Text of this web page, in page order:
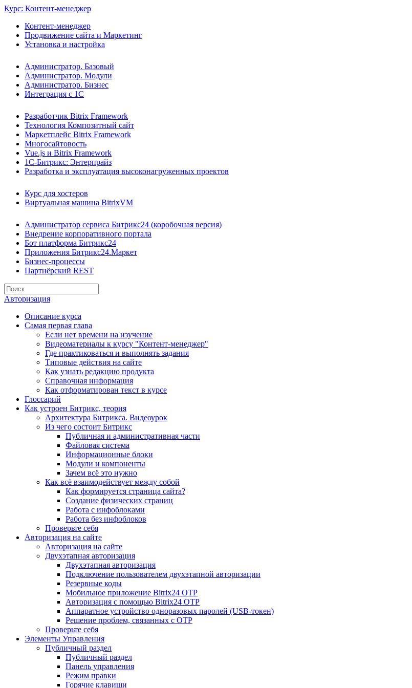
Курс: Контент-менеджер
Контент-менеджер
Продвижение сайта и Маркетинг
Установка и настройка
Администратор. Базовый
Администратор. Модули
Администратор. Бизнес
Интеграция с 1С
Разработчик Bitrix Framework
Технология Композитный сайт
Маркетплейс Bitrix Framework
Многосайтовость
Vue.js и Bitrix Framework
1С-Битрикс: Энтерпрайз
Разработка и эксплуатация высоконагруженных проектов
Курс для хостеров
Виртуальная машина BitrixVM
Администратор сервиса Битрикс24 (коробочная версия)
Внедрение корпоративного портала
Бот платформа Битрикс24
Приложения Битрикс24.Маркет
Бизнес-процессы
Партнёрский REST
Авторизация
Описание курса
Самая первая глава
Если нет времени на изучение
Видеоматериалы к курсу "Контент-менеджер"
Где практиковаться и выполнять задания
Типовые действия на сайте
Как узнать редакцию продукта
Справочная информация
Как отформатирован текст в курсе
Глоссарий
Как устроен Битрикс, теория
Архитектура Битрикса. Видеоурок
Из чего состоит Битрикс
Публичная и административная части
Файловая система
Информационные блоки
Модули и компоненты
Зачем всё это нужно
Как всё взаимодействует между собой
Как формируется страница сайта?
Создание физических страниц
Работа с инфоблоками
Работа без инфоблоков
Проверьте себя
Авторизация на сайте
Авторизация на сайте
Двухэтапная авторизация
Двухэтапная авторизация
Подключение пользователем двухэтапной авторизации
Резервные коды
Мобильное приложение Bitrix24 OTP
Авторизация с помощью Bitrix24 OTP
Аппаратное устройство одноразовых паролей (USB-токен)
Решение проблем, связанных с OTP
Проверьте себя
Элементы Управления
Публичный раздел
Публичный раздел
Панель управления
Режим правки
Горячие клавиши